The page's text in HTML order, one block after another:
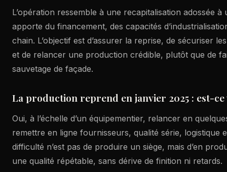
L’opération ressemble à une recapitalisation adossée
apporte du financement, des capacités
chain. L’objectif est d’assurer la reprise, de sécuriser
et de relancer une production crédible, plutôt que de
sauvetage de façade.
La production reprend en janvier 2025 : est-
Oui, à l’échelle d’un équipementier, relancer en
remettre en ligne fournisseurs, qualité série, logistique
difficulté n’est pas de produire un siège, mais d’en
une qualité répétable, sans dérive de finition ni retards.